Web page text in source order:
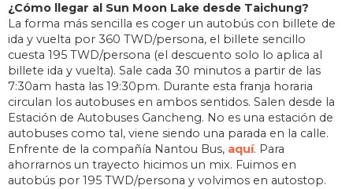
¿Cómo llegar al Sun Moon Lake desde Taichung?
La forma más sencilla es coger un autobús con billete de
ida y vuelta por 360 TWD/persona, el billete sencillo
cuesta 195 TWD/persona (el descuento solo lo aplica al
billete ida y vuelta). Sale cada 30 minutos a partir de las
7:30am hasta las 19:30pm. Durante esta franja horaria
circulan los autobuses en ambos sentidos. Salen desde la
Estación de Autobuses Gancheng. No es una estación de
autobuses como tal, viene siendo una parada en la calle.
Enfrente de la compañía Nantou Bus, aquí. Para
ahorrarnos un trayecto hicimos un mix. Fuimos en
autobús por 195 TWD/persona y volvimos en autostop.